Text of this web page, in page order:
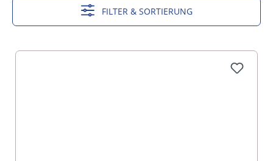
FILTER & SORTIERUNG